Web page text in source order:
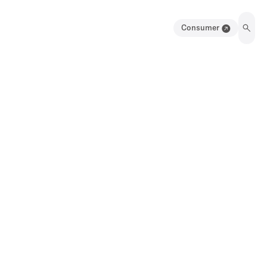
Consumer